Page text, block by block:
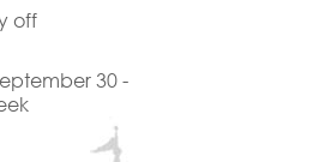
off
30 -